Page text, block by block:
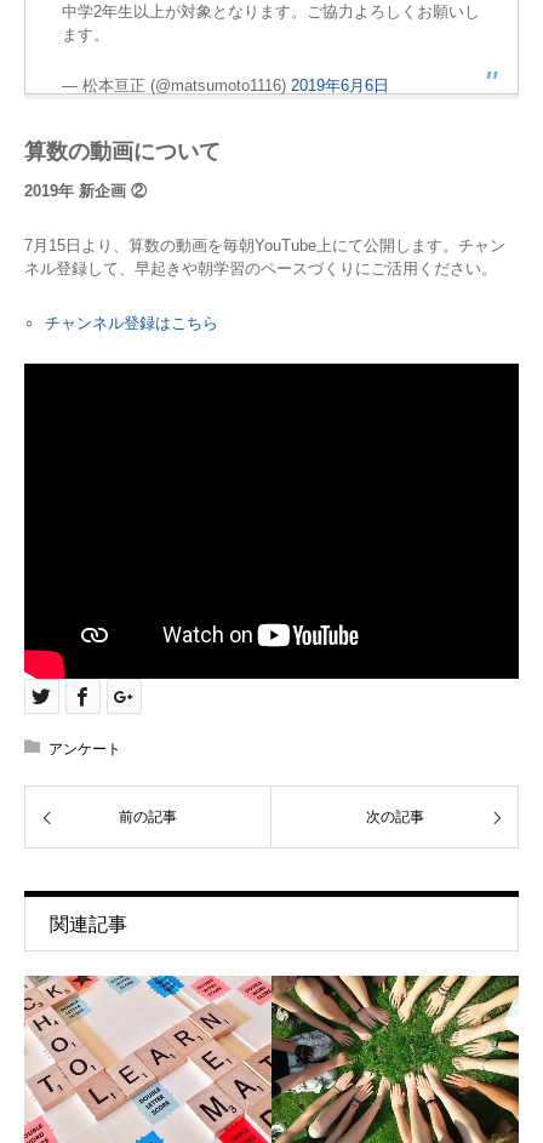
中学2年生以上が対象となります。ご協力よろしくお願いし
ます。
— 松本亘正 (@matsumoto1116) 2019年6月6日
算数の動画について
2019年 新企画 ②
7月15日より、算数の動画を毎朝YouTube上にて公開します。チャン
ネル登録して、早起きや朝学習のペースづくりにご活用ください。
チャンネル登録はこちら
アンケート
前の記事 次の記事
関連記事